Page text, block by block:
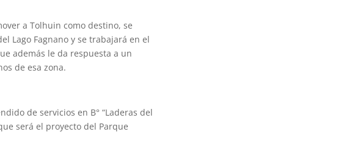
a Tolhuin como destino, se
Lago Fagnano y se trabajará en el
además le da respuesta a un
de esa zona.
de servicios en B° “Laderas del
será el proyecto del Parque